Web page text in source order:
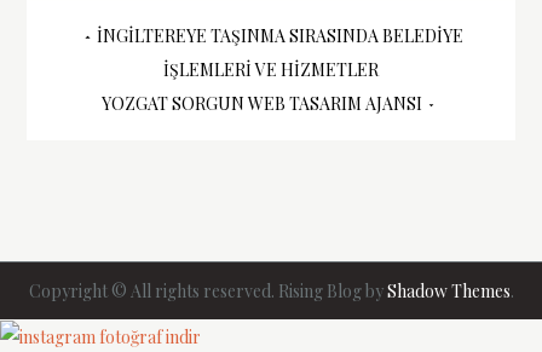
Yazı
gezinmesi
İNGILTEREYE TAŞINMA SIRASINDA BELEDIYE
İŞLEMLERI VE HIZMETLER
YOZGAT SORGUN WEB TASARIM AJANSI
Copyright © All rights reserved. Rising Blog byShadow Themes.